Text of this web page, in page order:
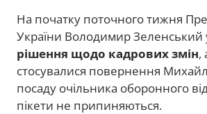
На початку поточного тижня
України Володимир Зеленський
рішення щодо кадрових змін,
стосувалися повернення
посаду очільника оборонного
пікети не припиняються.